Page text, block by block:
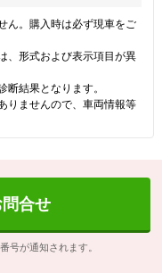
ん。購入時は必ず現車をご
、形式および表示項目が異
結果となります。
りませんので、車両情報等
問合せ
号が通知されます。